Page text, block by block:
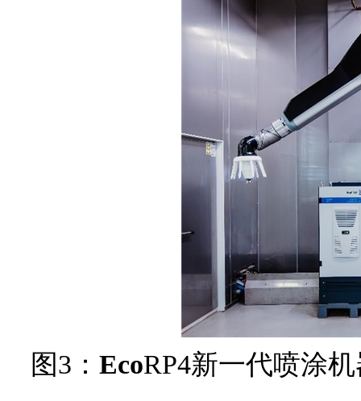
图3： EcoRP4新一代喷涂